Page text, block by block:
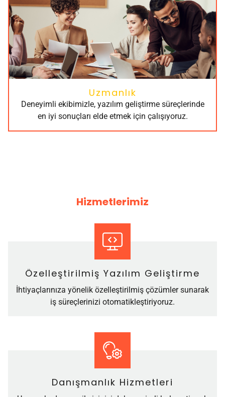
Uzmanlık
Deneyimli ekibimizle, yazılım geliştirme süreçlerinde
en iyi sonuçları elde etmek için çalışıyoruz.
Hizmetlerimiz
Özelleştirilmiş Yazılım Geliştirme
İhtiyaçlarınıza yönelik özelleştirilmiş çözümler sunarak
iş süreçlerinizi otomatikleştiriyoruz.
Danışmanlık Hizmetleri